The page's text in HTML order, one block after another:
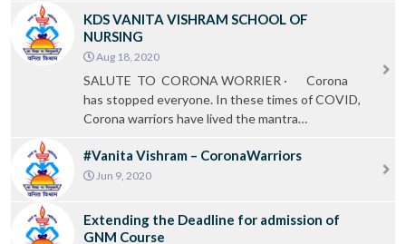
KDS VANITA VISHRAM SCHOOL OF
NURSING
Aug 18, 2020
SALUTE TO CORONA WORRIER · Corona
has stopped everyone. In these times of COVID,
Corona warriors have lived the mantra…
#Vanita Vishram – CoronaWarriors
Jun 9, 2020
Extending the Deadline for admission of
GNM Course